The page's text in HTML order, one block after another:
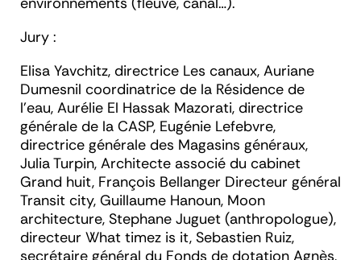
Jury :
Elisa Yavchitz, directrice Les canaux, Auriane
Dumesnil coordinatrice de la Résidence de
l'eau, Aurélie El Hassak Mazorati, directrice
générale de la CASP, Eugénie Lefebvre,
directrice générale des Magasins généraux,
Julia Turpin, Architecte associé du cabinet
Grand huit, François Bellanger Directeur général
Transit city, Guillaume Hanoun, Moon
architecture, Stephane Juguet (anthropologue),
directeur What timez is it, Sebastien Ruiz,